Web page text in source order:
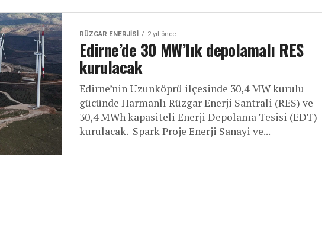
RÜZGAR ENERJISI 2 yıl önce
Edirne’de 30 MW’lık depolamalı RES
kurulacak
Edirne’nin Uzunköprü ilçesinde 30,4 MW kurulu
gücünde Harmanlı Rüzgar Enerji Santrali (RES) ve
30,4 MWh kapasiteli Enerji Depolama Tesisi (EDT)
kurulacak. Spark Proje Enerji Sanayi ve...